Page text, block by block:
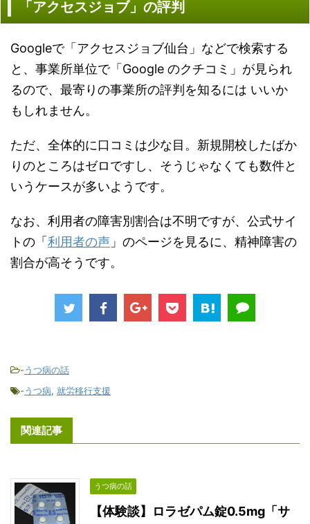
「アクセスジョブ」の評判
Googleで「アクセスジョブ仙台」などで検索する
と、事業所単位で「Google のクチコミ」が見られ
るので、最寄りの事業所の評判を知るには いいか
もしれません。
ただ、全体的に口コミは少な目。新規開校したばか
りのところはゼロですし、そうじゃなくても数件と
いうケースが多いようです。
なお、利用者の障害別割合は不明ですが、公式サイ
トの「 利用者の声 」のページを見るに、精神障害の
割合が高そうです。
-うつ病の話
-うつ病, 就労移行支援
関連記事
うつ病の話
【体験談】ロラゼパム錠0.5mg「サ